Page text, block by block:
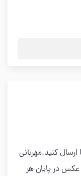
کنید.مهربانی
عکس در پایان هر